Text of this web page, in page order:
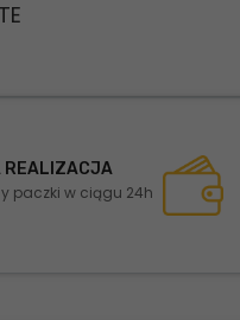
REALIZACJA
paczki w ciągu 24h